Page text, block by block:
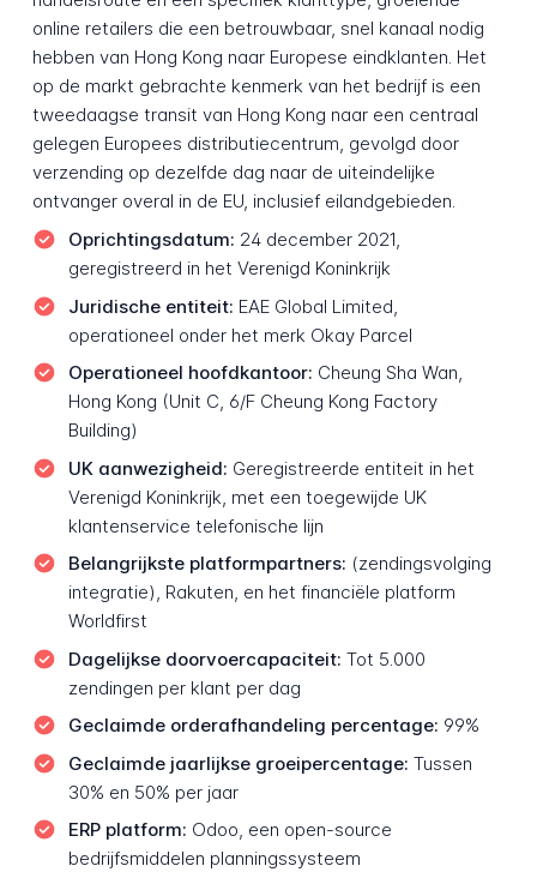
online retailers die een betrouwbaar, snel kanaal nodig
hebben van Hong Kong naar Europese eindklanten. Het
op de markt gebrachte kenmerk van het bedrijf is een
tweedaagse transit van Hong Kong naar een centraal
gelegen Europees distributiecentrum, gevolgd door
verzending op dezelfde dag naar de uiteindelijke
ontvanger overal in de EU, inclusief eilandgebieden.
Oprichtingsdatum: 24 december 2021,
geregistreerd in het Verenigd Koninkrijk
Juridische entiteit: EAE Global Limited,
operationeel onder het merk Okay Parcel
Operationeel hoofdkantoor: Cheung Sha Wan,
Hong Kong (Unit C, 6/F Cheung Kong Factory
Building)
UK aanwezigheid: Geregistreerde entiteit in het
Verenigd Koninkrijk, met een toegewijde UK
klantenservice telefonische lijn
Belangrijkste platformpartners: (zendingsvolging
integratie), Rakuten, en het financiële platform
Worldfirst
Dagelijkse doorvoercapaciteit: Tot 5.000
zendingen per klant per dag
Geclaimde orderafhandeling percentage: 99%
Geclaimde jaarlijkse groeipercentage: Tussen
30% en 50% per jaar
ERP platform: Odoo, een open-source
bedrijfsmiddelen planningssysteem